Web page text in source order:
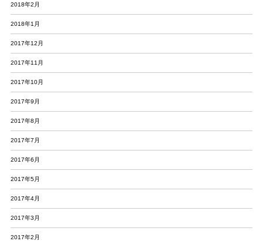
2018年2月
2018年1月
2017年12月
2017年11月
2017年10月
2017年9月
2017年8月
2017年7月
2017年6月
2017年5月
2017年4月
2017年3月
2017年2月